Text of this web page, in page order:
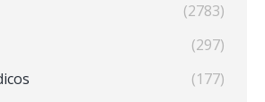
(2783)
(297)
(177)